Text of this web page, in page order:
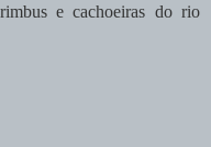
e cachoeiras do rio